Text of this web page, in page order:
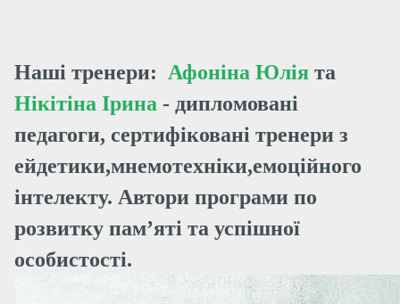
Наші тренери: Афоніна Юлія та
Нікітіна Ірина - дипломовані
педагоги, сертифіковані тренери з
ейдетики,мнемотехніки,емоційного
інтелекту. Автори програми по
розвитку пам’яті та успішної
особистості.